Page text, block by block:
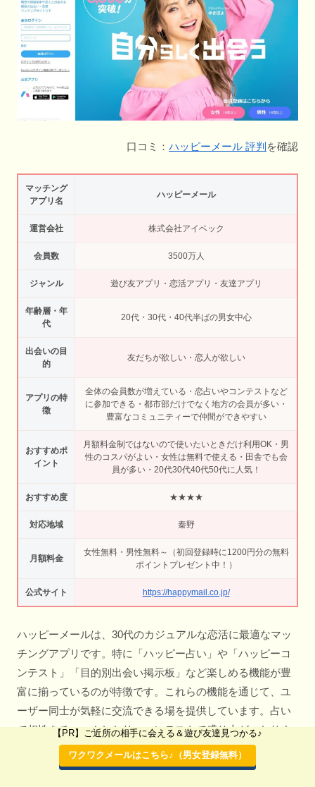
口コミ： ハッピーメール 評判 を確認
マッチング
アプリ名
ハッピーメール
運営会社 株式会社アイベック
会員数 3500万人
ジャンル 遊び友アプリ・恋活アプリ・友達アプリ
年齢層・年
代
20代・30代・40代半ばの男女中心
出会いの目
的
友だちが欲しい・恋人が欲しい
アプリの特
徴
全体の会員数が増えている・恋占いやコンテストなど
に参加できる・都市部だけでなく地方の会員が多い・
豊富なコミュニティーで仲間ができやすい
おすすめポ
イント
月額料金制ではないので使いたいときだけ利用OK・男
性のコスパがよい・女性は無料で使える・田舎でも会
員が多い・20代30代40代50代に人気！
おすすめ度 ★★★★
対応地域 秦野
月額料金
女性無料・男性無料～（初回登録時に1200円分の無料
ポイントプレゼント中！）
公式サイト https://happymail.co.jp/
ハッピーメールは、30代のカジュアルな恋活に最適なマッ
チングアプリです。特に「ハッピー占い」や「ハッピーコ
ンテスト」「目的別出会い掲示板」など楽しめる機能が豊
富に揃っているのが特徴です。これらの機能を通じて、ユ
ーザー同士が気軽に交流できる場を提供しています。占い
で相性をチェックしたり、コンテストで盛り上がったりす
ることで、自然な形で新しい出会いが生まれます。気軽に
新しい出会いを楽しみたい30代の方々にとって、ハッピー
【PR】ご近所の相手に会える＆遊び友達見つかる♪
ワクワクメールはこちら♪（男女登録無料）